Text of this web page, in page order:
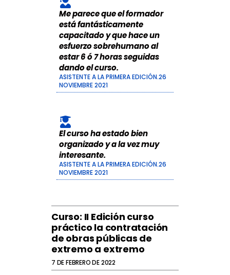
.
4
6
d
e
1
0
Me parece que el formador
está fantásticamente
capacitado y que hace un
esfuerzo sobrehumano al
estar 6 ó 7 horas seguidas
dando el curso.
ASISTENTE A LA PRIMERA EDICIÓN.26
NOVIEMBRE 2021
El curso ha estado bien
organizado y a la vez muy
interesante.
ASISTENTE A LA PRIMERA EDICIÓN.26
NOVIEMBRE 2021
Curso: II Edición curso
práctico la contratación
de obras públicas de
extremo a extremo
7 DE FEBRERO DE 2022